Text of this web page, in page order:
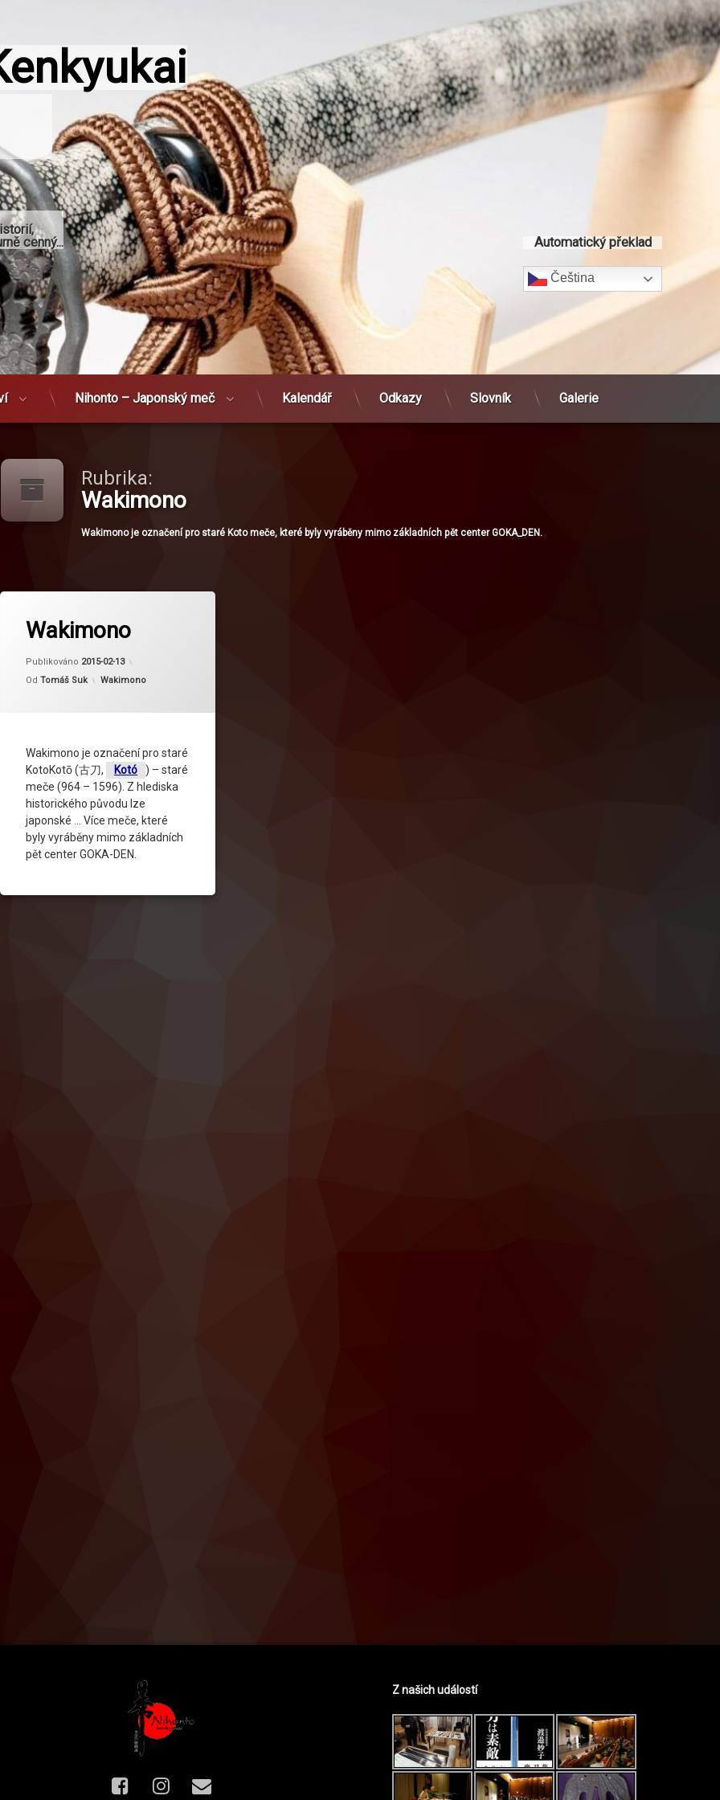
cenný...
Automatický překlad
Čeština‎
Nihonto – Japonský meč Kalendář Odkazy Slovník Galerie
Rubrika:
Wakimono
Wakimono je označení pro staré Koto meče, které byly vyráběny mimo základních pět center GOKA_DEN.
Wakimono
Publikováno 2015-02-13
OdTomáš Suk Kategorie:
Wakimono
Wakimono je označení pro staré
KotoKotō (古刀,
Kotó
) – staré
meče (964 – 1596). Z hlediska
historického původu lze
japonské … Více meče, které
byly vyráběny mimo základních
pět center GOKA-DEN.
Facebook
Instagram
E-mail
Z našich událostí